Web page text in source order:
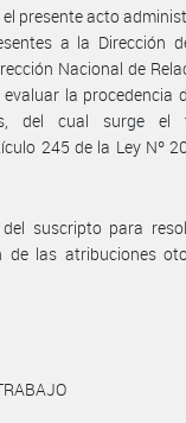
presente acto
a la Dirección
Nacional de
la procedencia
del cual surge el
245 de la Ley Nº
suscripto para
de las atribuciones